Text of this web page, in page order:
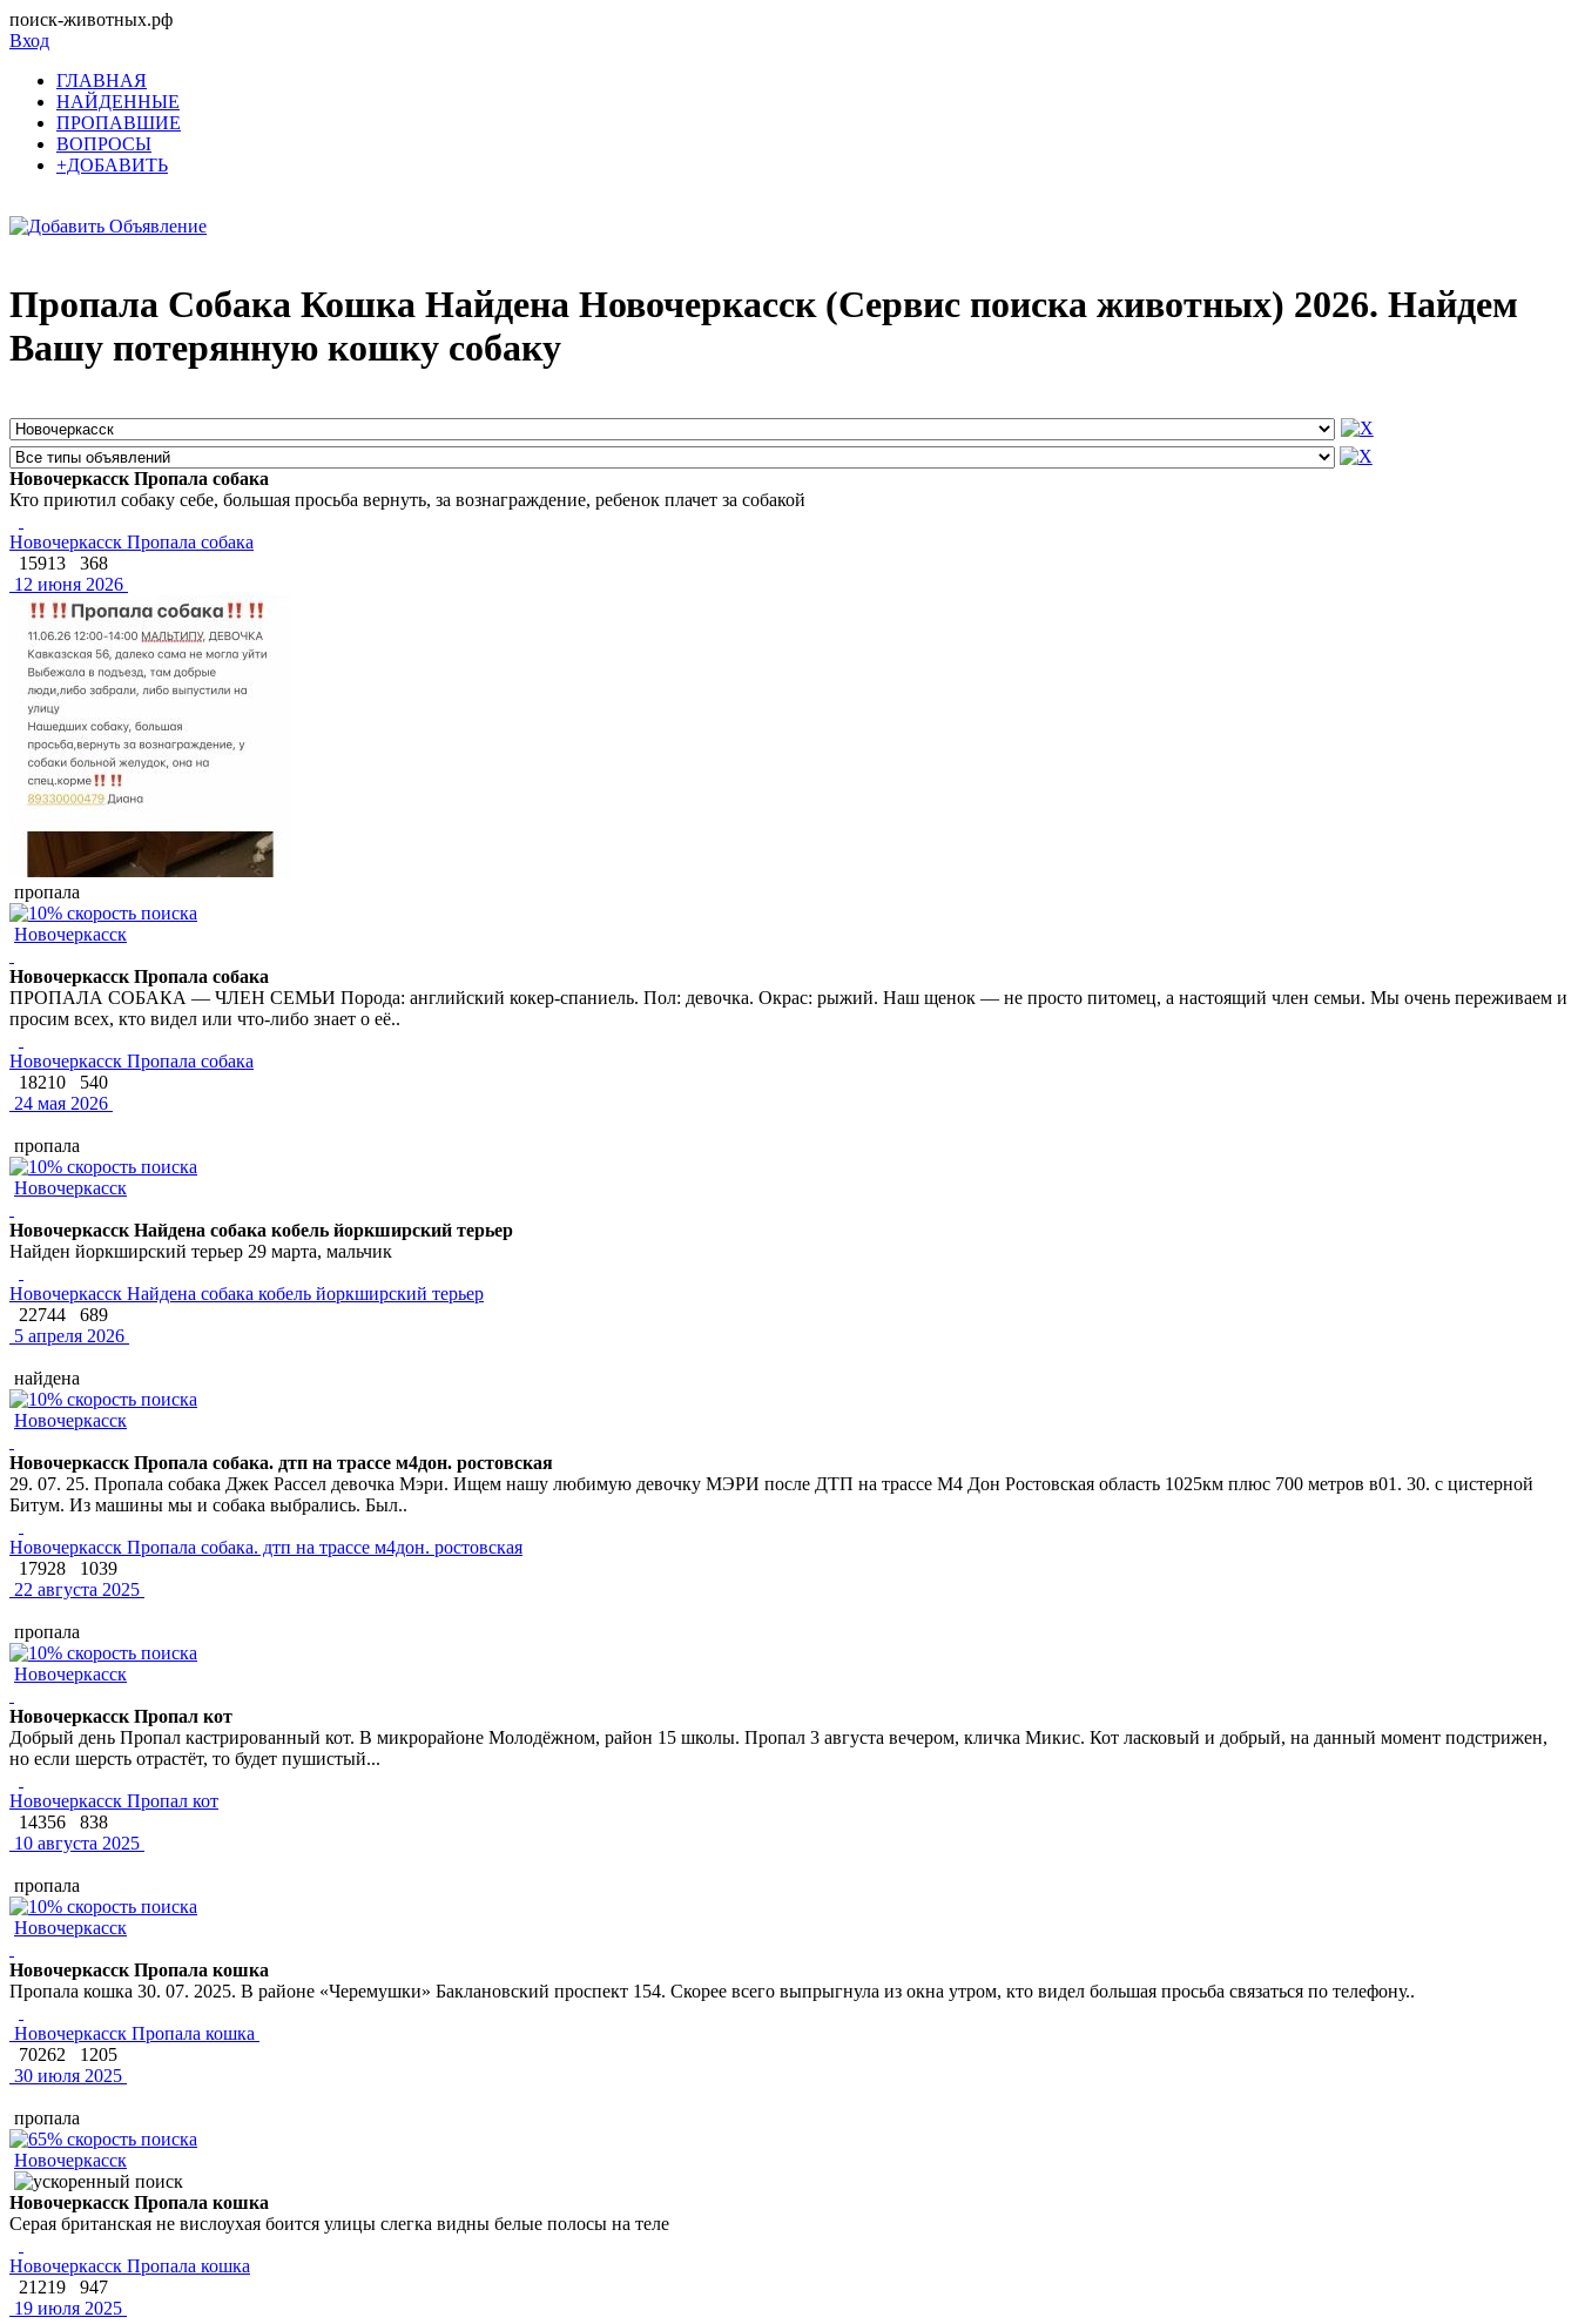
поиск-животных.рф
Вход
ГЛАВНАЯ
НАЙДЕННЫЕ
ПРОПАВШИЕ
ВОПРОСЫ
+ДОБАВИТЬ
Пропала Собака Кошка Найдена Новочеркасск (Сервис поиска животных) 2026. Найдем
Вашу потерянную кошку собаку
Новочеркасск Пропала собака
Кто приютил собаку себе, большая просьба вернуть, за вознаграждение, ребенок плачет за собакой
Новочеркасск Пропала собака
15913
368
12 июня 2026
пропала
Новочеркасск
Новочеркасск Пропала собака
ПРОПАЛА СОБАКА — ЧЛЕН СЕМЬИ Порода: английский кокер-спаниель. Пол: девочка. Окрас: рыжий. Наш щенок — не просто питомец, а настоящий член семьи. Мы очень переживаем и
просим всех, кто видел или что-либо знает о её..
Новочеркасск Пропала собака
18210
540
24 мая 2026
пропала
Новочеркасск
Новочеркасск Найдена собака кобель йоркширский терьер
Найден йоркширский терьер 29 марта, мальчик
Новочеркасск Найдена собака кобель йоркширский терьер
22744
689
5 апреля 2026
найдена
Новочеркасск
Новочеркасск Пропала собака. дтп на трассе м4дон. ростовская
29. 07. 25. Пропала собака Джек Рассел девочка Мэри. Ищем нашу любимую девочку МЭРИ после ДТП на трассе М4 Дон Ростовская область 1025км плюс 700 метров в01. 30. с цистерной
Битум. Из машины мы и собака выбрались. Был..
Новочеркасск Пропала собака. дтп на трассе м4дон. ростовская
17928
1039
22 августа 2025
пропала
Новочеркасск
Новочеркасск Пропал кот
Добрый день Пропал кастрированный кот. В микрорайоне Молодёжном, район 15 школы. Пропал 3 августа вечером, кличка Микис. Кот ласковый и добрый, на данный момент подстрижен,
но если шерсть отрастёт, то будет пушистый...
Новочеркасск Пропал кот
14356
838
10 августа 2025
пропала
Новочеркасск
Новочеркасск Пропала кошка
Пропала кошка 30. 07. 2025. В районе «Черемушки» Баклановский проспект 154. Скорее всего выпрыгнула из окна утром, кто видел большая просьба связаться по телефону..
Новочеркасск Пропала кошка
70262
1205
30 июля 2025
пропала
Новочеркасск
Новочеркасск Пропала кошка
Серая британская не вислоухая боится улицы слегка видны белые полосы на теле
Новочеркасск Пропала кошка
21219
947
19 июля 2025